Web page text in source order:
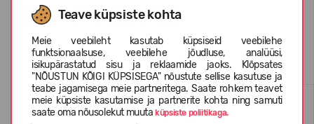
Teave küpsiste kohta
Meie veebileht kasutab küpsiseid veebilehe
funktsionaalsuse, veebilehe jõudluse, analüüsi,
isikupärastatud sisu ja reklaamide jaoks. Klõpsates
"NÕUSTUN KÕIGI KÜPSISEGA" nõustute sellise kasutuse ja
teabe jagamisega meie partneritega. Saate rohkem teavet
meie küpsiste kasutamise ja partnerite kohta ning samuti
saate oma nõusolekut muutaküpsiste poliitikaga.
Sarnased tooted